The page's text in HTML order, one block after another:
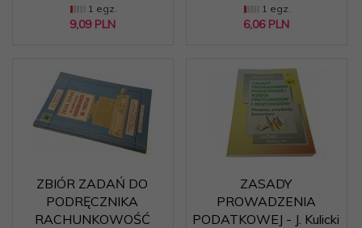
1 egz.
9,09 PLN
1 egz.
6,06 PLN
ZBIÓR ZADAŃ DO
PODRĘCZNIKA
RACHUNKOWOŚĆ
ZASADY
PROWADZENIA
PODATKOWEJ - J. Kulicki